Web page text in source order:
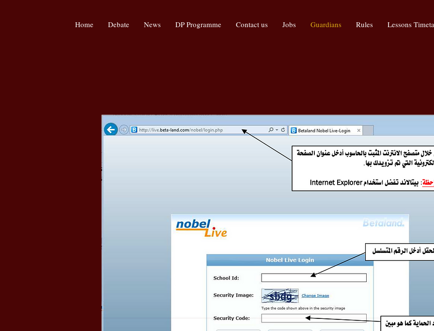
Home Debate News DP Programme Contact us Jobs Guardians Rules Lessons